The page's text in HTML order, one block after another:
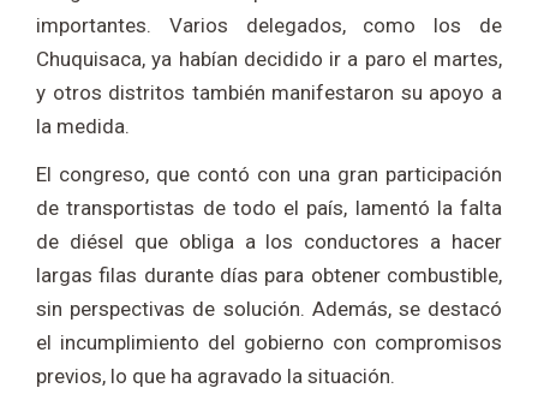
importantes. Varios delegados, como los de
Chuquisaca, ya habían decidido ir a paro el martes,
y otros distritos también manifestaron su apoyo a
la medida.
El congreso, que contó con una gran participación
de transportistas de todo el país, lamentó la falta
de diésel que obliga a los conductores a hacer
largas filas durante días para obtener combustible,
sin perspectivas de solución. Además, se destacó
el incumplimiento del gobierno con compromisos
previos, lo que ha agravado la situación.